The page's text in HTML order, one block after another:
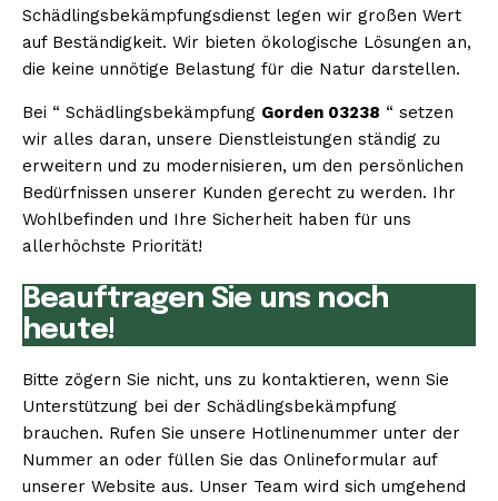
Schädlingsbekämpfungsdienst legen wir großen Wert
auf Beständigkeit. Wir bieten ökologische Lösungen an,
die keine unnötige Belastung für die Natur darstellen.
Bei “ Schädlingsbekämpfung Gorden 03238 “ setzen
wir alles daran, unsere Dienstleistungen ständig zu
erweitern und zu modernisieren, um den persönlichen
Bedürfnissen unserer Kunden gerecht zu werden. Ihr
Wohlbefinden und Ihre Sicherheit haben für uns
allerhöchste Priorität!
Beauftragen Sie uns noch
heute!
Bitte zögern Sie nicht, uns zu kontaktieren, wenn Sie
Unterstützung bei der Schädlingsbekämpfung
brauchen. Rufen Sie unsere Hotlinenummer unter der
Nummer an oder füllen Sie das Onlineformular auf
unserer Website aus. Unser Team wird sich umgehend